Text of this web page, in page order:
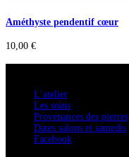
Améthyste pendentif cœur
10,00 €
L’atelier
Les soins
Provenances des pierres
Dates salons et samedis
Facebook